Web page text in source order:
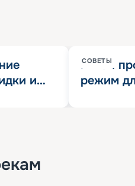
и
СОВЕТЫ
Китай
режим